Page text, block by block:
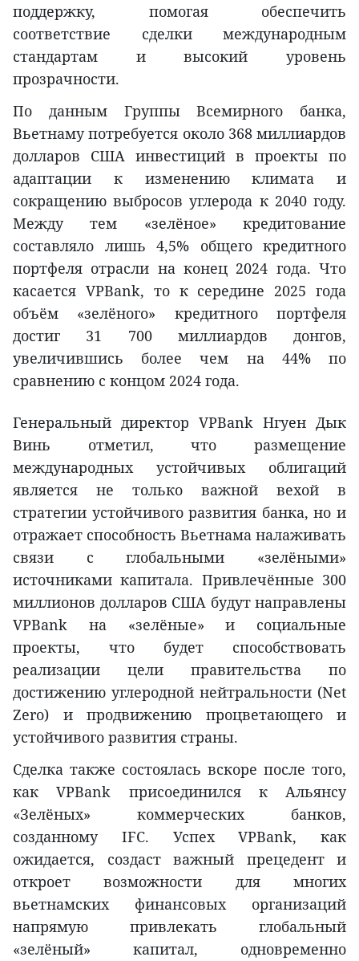
поддержку, помогая обеспечить
соответствие сделки международным
стандартам и высокий уровень
прозрачности.
По данным Группы Всемирного банка,
Вьетнаму потребуется около 368 миллиардов
долларов США инвестиций в проекты по
адаптации к изменению климата и
сокращению выбросов углерода к 2040 году.
Между тем «зелёное» кредитование
составляло лишь 4,5% общего кредитного
портфеля отрасли на конец 2024 года. Что
касается VPBank, то к середине 2025 года
объём «зелёного» кредитного портфеля
достиг 31 700 миллиардов донгов,
увеличившись более чем на 44% по
сравнению с концом 2024 года.
Генеральный директор VPBank Нгуен Дык
Винь отметил, что размещение
международных устойчивых облигаций
является не только важной вехой в
стратегии устойчивого развития банка, но и
отражает способность Вьетнама налаживать
связи с глобальными «зелёными»
источниками капитала. Привлечённые 300
миллионов долларов США будут направлены
VPBank на «зелёные» и социальные
проекты, что будет способствовать
реализации цели правительства по
достижению углеродной нейтральности (Net
Zero) и продвижению процветающего и
устойчивого развития страны.
Сделка также состоялась вскоре после того,
как VPBank присоединился к Альянсу
«Зелёных» коммерческих банков,
созданному IFC. Успех VPBank, как
ожидается, создаст важный прецедент и
откроет возможности для многих
вьетнамских финансовых организаций
напрямую привлекать глобальный
«зелёный» капитал, одновременно